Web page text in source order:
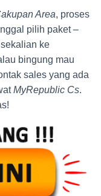
Area, proses
pilih paket –
ke
bingung mau
sales yang ada
MyRepublic Cs.